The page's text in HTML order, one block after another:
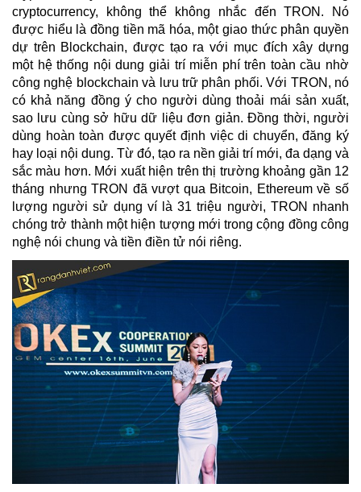
cryptocurrency, không thể không nhắc đến TRON. Nó
được hiểu là đồng tiền mã hóa, một giao thức phân quyền
dự trên Blockchain, được tạo ra với mục đích xây dựng
một hệ thống nội dung giải trí miễn phí trên toàn cầu nhờ
công nghệ blockchain và lưu trữ phân phối. Với TRON, nó
có khả năng đồng ý cho người dùng thoải mái sản xuất,
sao lưu cùng sở hữu dữ liệu đơn giản. Đồng thời, người
dùng hoàn toàn được quyết định việc di chuyển, đăng ký
hay loại nội dung. Từ đó, tạo ra nền giải trí mới, đa dạng và
sắc màu hơn. Mới xuất hiện trên thị trường khoảng gần 12
tháng nhưng TRON đã vượt qua Bitcoin, Ethereum về số
lượng người sử dụng ví là 31 triệu người, TRON nhanh
chóng trở thành một hiện tượng mới trong cộng đồng công
nghệ nói chung và tiền điền tử nói riêng.